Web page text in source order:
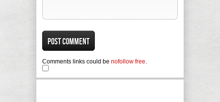
Comments links could be nofollow free.